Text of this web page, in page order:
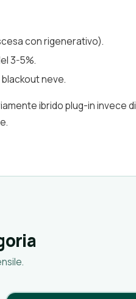
con rigenerativo).
3-5%.
neve.
ibrido plug-in invece di